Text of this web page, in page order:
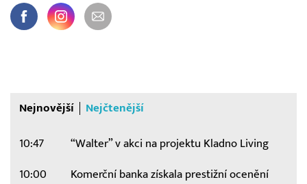
Nejnovější Nejčtenější
10:47 “Walter” v akci na projektu Kladno Living
10:00 Komerční banka získala prestižní ocenění